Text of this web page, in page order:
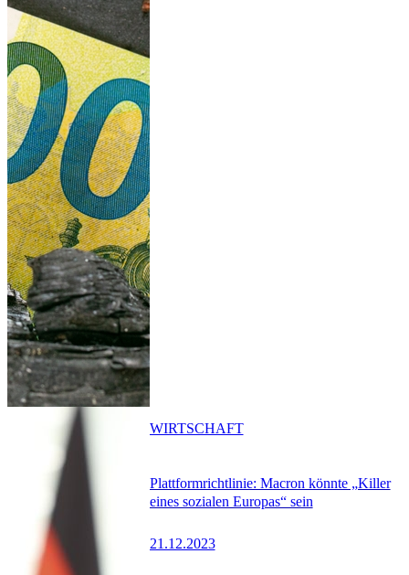
Plattformrichtlinie: Macron könnte „Killer
eines sozialen Europas“ sein
21.12.2023
WIRTSCHAFT